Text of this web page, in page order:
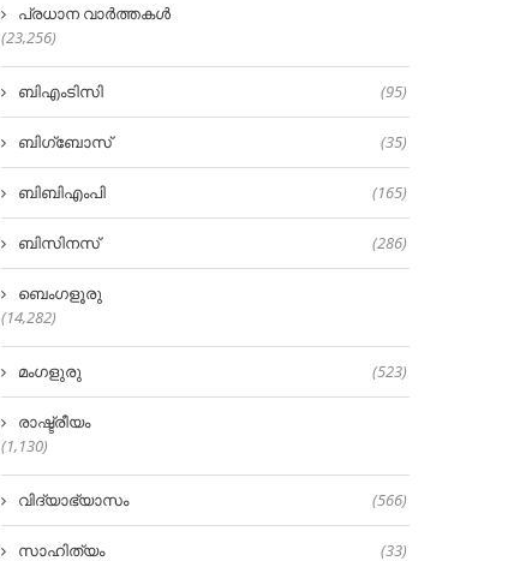
പ്രധാന വാർത്തകൾ
(23,256)
ബിഎംടിസി (95)
ബിഗ്‌ബോസ് (35)
ബിബിഎംപി (165)
ബിസിനസ് (286)
ബെംഗളൂരു
(14,282)
മംഗളുരു (523)
രാഷ്ട്രീയം
(1,130)
വിദ്യാഭ്യാസം (566)
സാഹിത്യം (33)